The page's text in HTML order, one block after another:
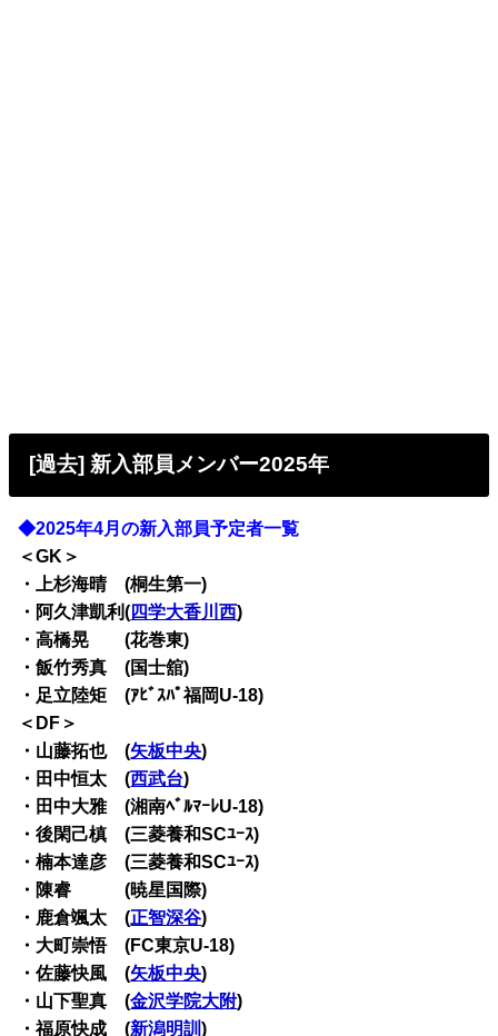
[過去] 新入部員メンバー2025年
◆2025年4月の新入部員予定者一覧
＜GK＞
・上杉海晴 (桐生第一)
・阿久津凱利(四学大香川西)
・高橋晃 (花巻東)
・飯竹秀真 (国士舘)
・足立陸矩 (ｱﾋﾞｽﾊﾟ福岡U-18)
＜DF＞
・山藤拓也 (矢板中央)
・田中恒太 (西武台)
・田中大雅 (湘南ﾍﾞﾙﾏｰﾚU-18)
・後閑己槙 (三菱養和SCﾕｰｽ)
・楠本達彦 (三菱養和SCﾕｰｽ)
・陳睿 (暁星国際)
・鹿倉颯太 (正智深谷)
・大町崇悟 (FC東京U-18)
・佐藤快風 (矢板中央)
・山下聖真 (金沢学院大附)
・福原快成 (新潟明訓)